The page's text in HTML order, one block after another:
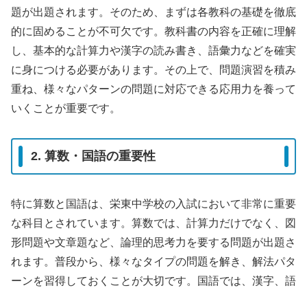
題が出題されます。そのため、まずは各教科の基礎を徹底
的に固めることが不可欠です。教科書の内容を正確に理解
し、基本的な計算力や漢字の読み書き、語彙力などを確実
に身につける必要があります。その上で、問題演習を積み
重ね、様々なパターンの問題に対応できる応用力を養って
いくことが重要です。
2. 算数・国語の重要性
特に算数と国語は、栄東中学校の入試において非常に重要
な科目とされています。算数では、計算力だけでなく、図
形問題や文章題など、論理的思考力を要する問題が出題さ
れます。普段から、様々なタイプの問題を解き、解法パタ
ーンを習得しておくことが大切です。国語では、漢字、語